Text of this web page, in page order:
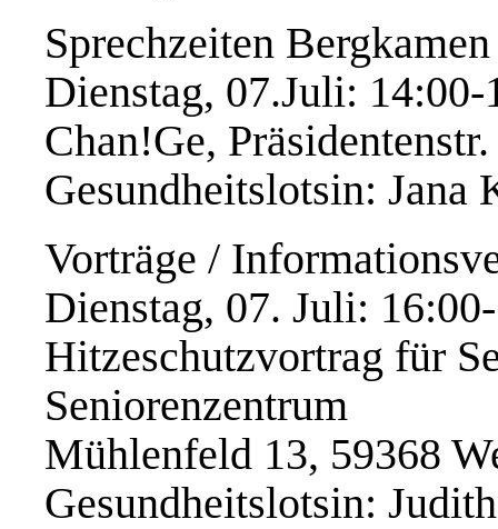
Sprechzeiten Bergkamen
Dienstag, 07.Juli:
Chan!Ge,
Gesundheitslotsin: Jana
Vorträge /
Dienstag, 07. Juli:
Hitzeschutzvortrag für
Seniorenzentrum
Mühlenfeld 13, 59368
Gesundheitslotsin: